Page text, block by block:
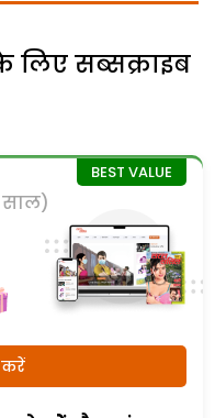
सब्सक्राइब
साल)
करें